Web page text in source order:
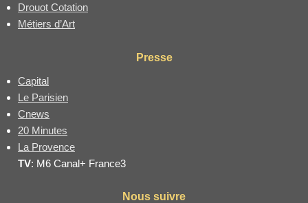
Drouot Cotation
Métiers d’Art
Presse
Capital
Le Parisien
Cnews
20 Minutes
La Provence
TV: M6 Canal+ France3
Nous suivre